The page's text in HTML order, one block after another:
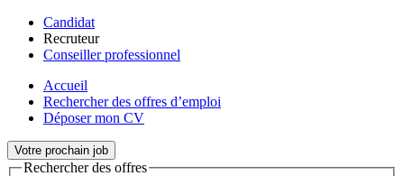
Candidat
Recruteur
Conseiller professionnel
Accueil
Rechercher des offres d’emploi
Déposer mon CV
Votre prochain job
Rechercher des offres